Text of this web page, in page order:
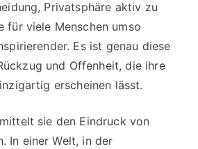
Privatsphäre aktiv zu
für viele Menschen umso
Es ist genau diese
und Offenheit, die ihre
erscheinen lässt.
sie den Eindruck von
In einer Welt, in der